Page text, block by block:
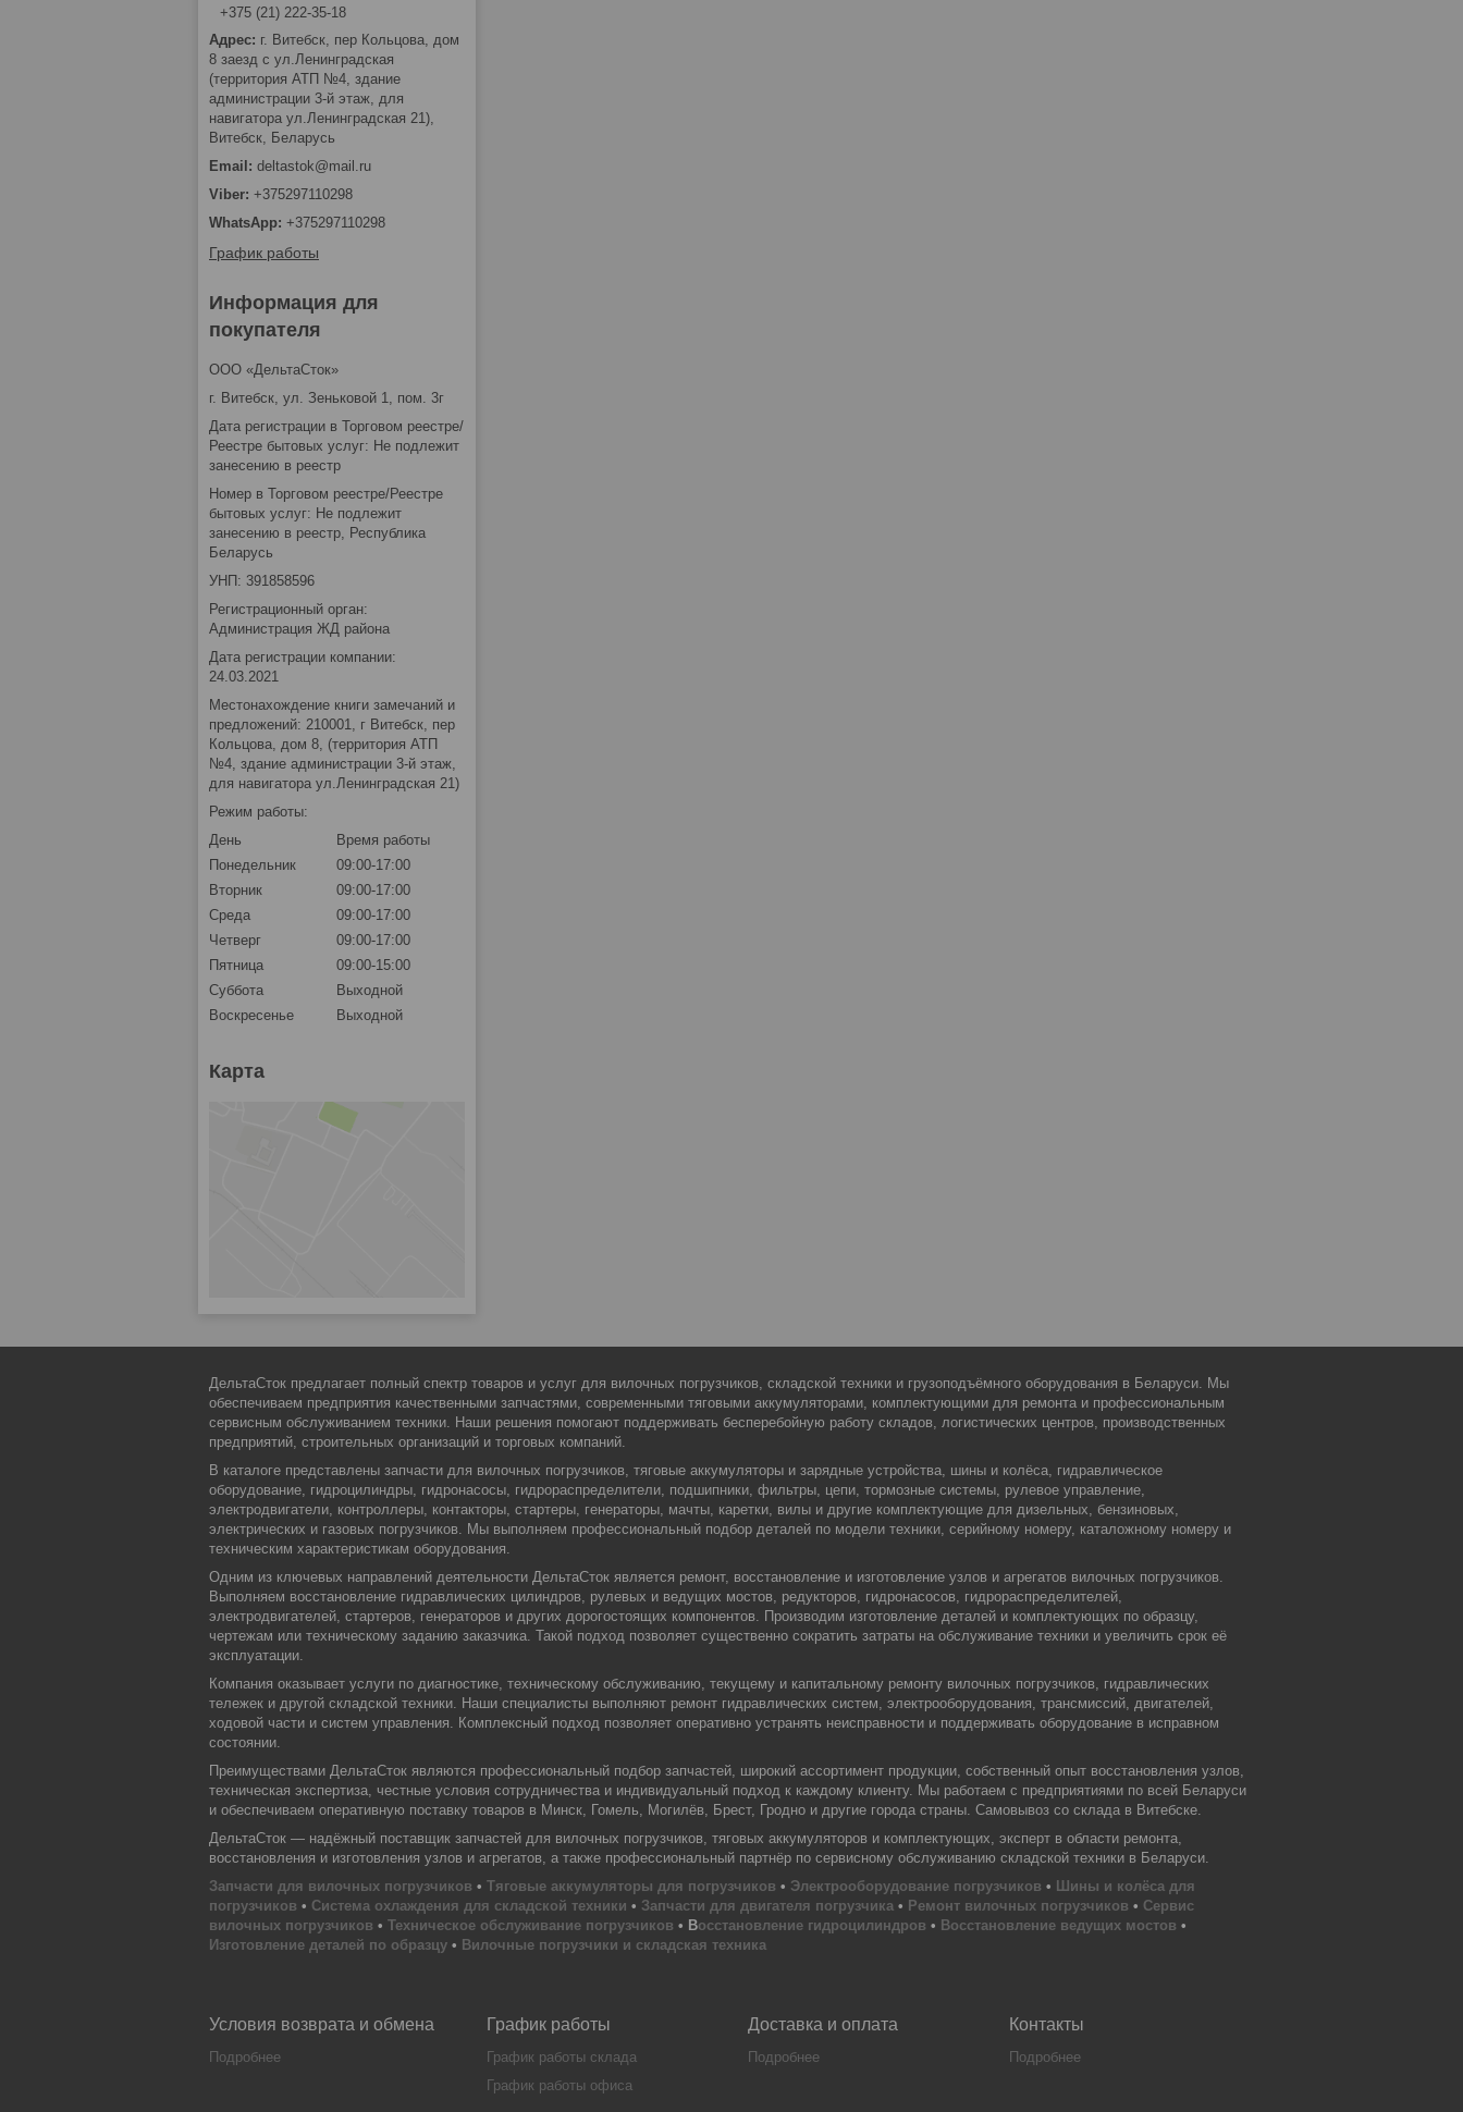
+375 (21) 222-35-18
г. Витебск, пер Кольцова, дом
8 заезд с ул.Ленинградская
(территория АТП №4, здание
администрации 3-й этаж, для
навигатора ул.Ленинградская 21),
Витебск, Беларусь
deltastok@mail.ru
+375297110298
+375297110298
График работы
Информация для
покупателя
ООО «ДельтаСток»
г. Витебск, ул. Зеньковой 1, пом. 3г
Дата регистрации в Торговом реестре/
Реестре бытовых услуг: Не подлежит
занесению в реестр
Номер в Торговом реестре/Реестре
бытовых услуг: Не подлежит
занесению в реестр, Республика
Беларусь
УНП: 391858596
Регистрационный орган:
Администрация ЖД района
Дата регистрации компании:
24.03.2021
Местонахождение книги замечаний и
предложений: 210001, г Витебск, пер
Кольцова, дом 8, (территория АТП
№4, здание администрации 3-й этаж,
для навигатора ул.Ленинградская 21)
Режим работы:
День
Время работы
Понедельник
09:00-17:00
Вторник
09:00-17:00
Среда
09:00-17:00
Четверг
09:00-17:00
Пятница
09:00-15:00
Суббота
Выходной
Воскресенье
Выходной
Карта
ДельтаСток предлагает полный спектр товаров и услуг для вилочных погрузчиков, складской техники и грузоподъёмного оборудования в Беларуси. Мы
обеспечиваем предприятия качественными запчастями, современными тяговыми аккумуляторами, комплектующими для ремонта и профессиональным
сервисным обслуживанием техники. Наши решения помогают поддерживать бесперебойную работу складов, логистических центров, производственных
предприятий, строительных организаций и торговых компаний.
В каталоге представлены запчасти для вилочных погрузчиков, тяговые аккумуляторы и зарядные устройства, шины и колёса, гидравлическое
оборудование, гидроцилиндры, гидронасосы, гидрораспределители, подшипники, фильтры, цепи, тормозные системы, рулевое управление,
электродвигатели, контроллеры, контакторы, стартеры, генераторы, мачты, каретки, вилы и другие комплектующие для дизельных, бензиновых,
электрических и газовых погрузчиков. Мы выполняем профессиональный подбор деталей по модели техники, серийному номеру, каталожному номеру и
техническим характеристикам оборудования.
Одним из ключевых направлений деятельности ДельтаСток является ремонт, восстановление и изготовление узлов и агрегатов вилочных погрузчиков.
Выполняем восстановление гидравлических цилиндров, рулевых и ведущих мостов, редукторов, гидронасосов, гидрораспределителей,
электродвигателей, стартеров, генераторов и других дорогостоящих компонентов. Производим изготовление деталей и комплектующих по образцу,
чертежам или техническому заданию заказчика. Такой подход позволяет существенно сократить затраты на обслуживание техники и увеличить срок её
эксплуатации.
Компания оказывает услуги по диагностике, техническому обслуживанию, текущему и капитальному ремонту вилочных погрузчиков, гидравлических
тележек и другой складской техники. Наши специалисты выполняют ремонт гидравлических систем, электрооборудования, трансмиссий, двигателей,
ходовой части и систем управления. Комплексный подход позволяет оперативно устранять неисправности и поддерживать оборудование в исправном
состоянии.
Преимуществами ДельтаСток являются профессиональный подбор запчастей, широкий ассортимент продукции, собственный опыт восстановления узлов,
техническая экспертиза, честные условия сотрудничества и индивидуальный подход к каждому клиенту. Мы работаем с предприятиями по всей Беларуси
и обеспечиваем оперативную поставку товаров в Минск, Гомель, Могилёв, Брест, Гродно и другие города страны. Самовывоз со склада в Витебске.
ДельтаСток — надёжный поставщик запчастей для вилочных погрузчиков, тяговых аккумуляторов и комплектующих, эксперт в области ремонта,
восстановления и изготовления узлов и агрегатов, а также профессиональный партнёр по сервисному обслуживанию складской техники в Беларуси.
Запчасти для вилочных погрузчиков • Тяговые аккумуляторы для погрузчиков • Электрооборудование погрузчиков • Шины и колёса для
погрузчиков • Система охлаждения для складской техники • Запчасти для двигателя погрузчика • Ремонт вилочных погрузчиков • Сервис
вилочных погрузчиков • Техническое обслуживание погрузчиков • Восстановление гидроцилиндров • Восстановление ведущих мостов •
Изготовление деталей по образцу • Вилочные погрузчики и складская техника
Условия возврата и обмена
Подробнее
График работы
График работы склада
График работы офиса
Доставка и оплата
Подробнее
Контакты
Подробнее